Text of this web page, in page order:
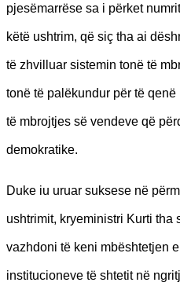
pjesëmarrëse sa i përket
këtë ushtrim, që siç tha ai
të zhvilluar sistemin tonë të
tonë të palëkundur për të
të mbrojtjes së vendeve që
demokratike.
Duke iu uruar suksese në
ushtrimit, kryeministri Kurti tha
vazhdoni të keni mbështetjen
institucioneve të shtetit në